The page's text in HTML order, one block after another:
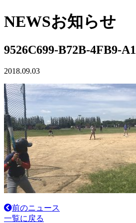
NEWSお知らせ
9526C699-B72B-4FB9-
2018.09.03
前のニュース
一覧に戻る